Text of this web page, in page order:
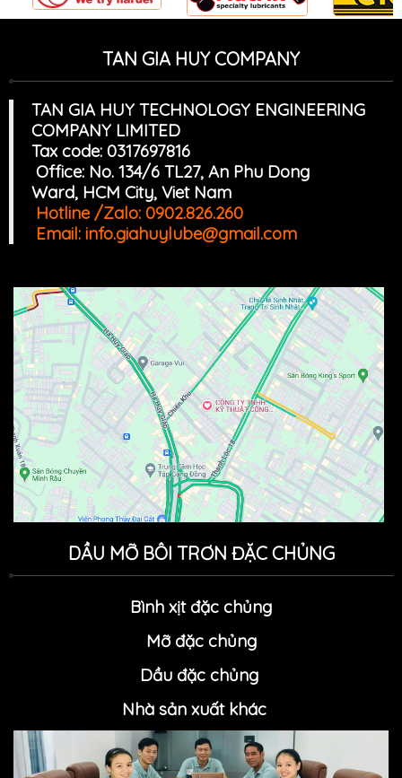
TAN GIA HUY COMPANY
TAN GIA HUY TECHNOLOGY ENGINEERING
COMPANY LIMITED
Tax code: 0317697816
Office: No. 134/6 TL27, An Phu Dong
Ward, HCM City, Viet Nam
Hotline /Zalo: 0902.826.260
Email: info.giahuylube@gmail.com
DẦU MỠ BÔI TRƠN ĐẶC CHỦNG
Bình xịt đặc chủng
Mỡ đặc chủng
Dầu đặc chủng
Nhà sản xuất khác